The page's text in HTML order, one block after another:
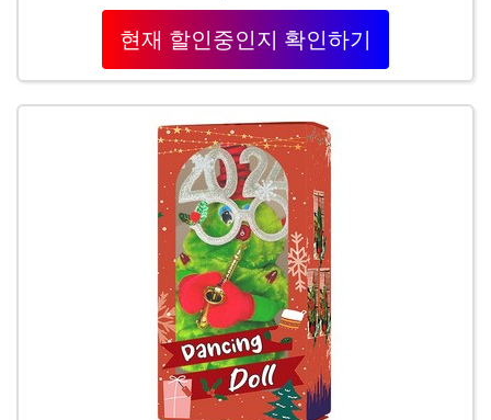
현재 할인중인지 확인하기